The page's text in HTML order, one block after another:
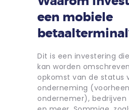
een mobiele
Dit is een investering
kan worden
opkomst van de status
onderneming
ondernemer),